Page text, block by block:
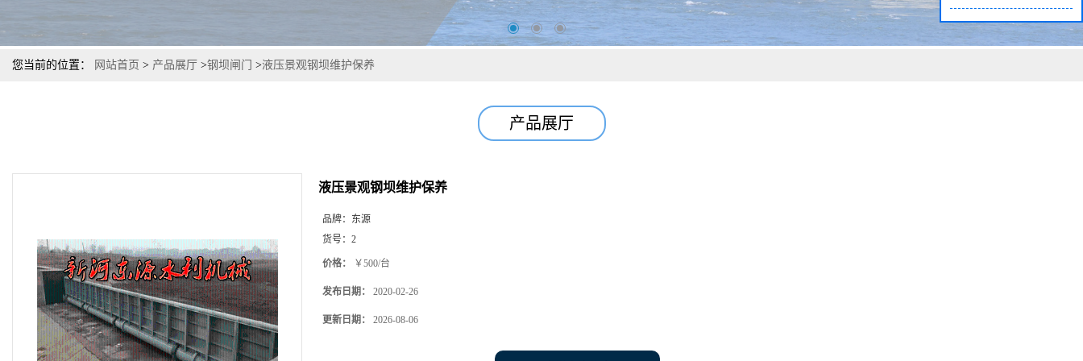
您当前的位置： 网站首页 > 产品展厅 >钢坝闸门 >液压景观钢坝维护保养
产品展厅
液压景观钢坝维护保养
品牌： 东源
货号： 2
价格： ￥500/台
发布日期： 2020-02-26
更新日期： 2026-08-06